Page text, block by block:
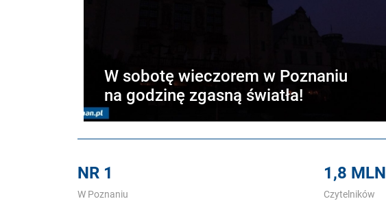
W sobotę wieczorem w Poznaniu
na godzinę zgasną światła!
NR 1
W Poznaniu
1,8 MLN
Czytelników